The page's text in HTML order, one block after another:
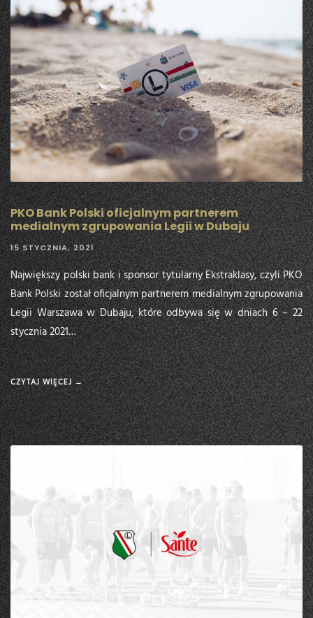
PKO Bank Polski oficjalnym partnerem
medialnym zgrupowania Legii w Dubaju
15 STYCZNIA, 2021
Największy polski bank i sponsor tytularny Ekstraklasy, czyli PKO
Bank Polski został oficjalnym partnerem medialnym zgrupowania
Legii Warszawa w Dubaju, które odbywa się w dniach 6 – 22
stycznia 2021…
CZYTAJ WIĘCEJ →